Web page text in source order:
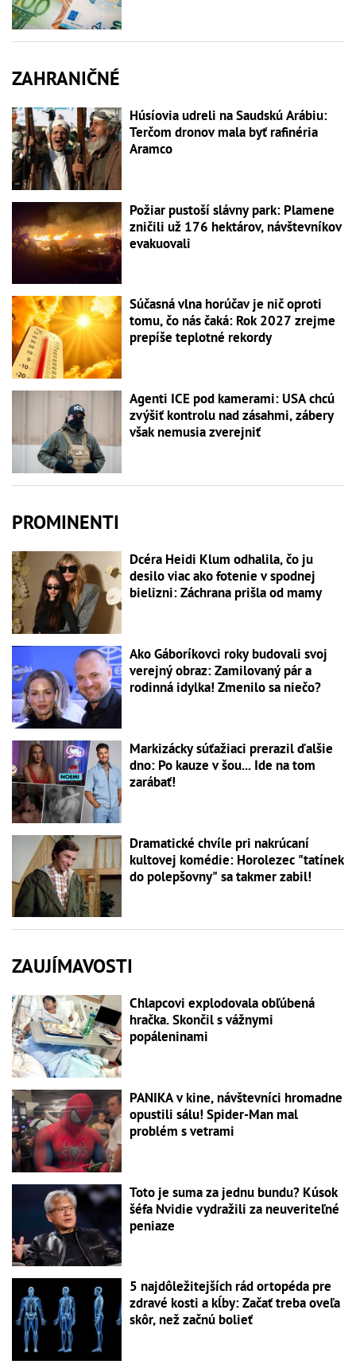
ZAHRANIČNÉ
Húsíovia udreli na Saudskú Arábiu:
Terčom dronov mala byť rafinéria
Aramco
Požiar pustoší slávny park: Plamene
zničili už 176 hektárov, návštevníkov
evakuovali
Súčasná vlna horúčav je nič oproti
tomu, čo nás čaká: Rok 2027 zrejme
prepíše teplotné rekordy
Agenti ICE pod kamerami: USA chcú
zvýšiť kontrolu nad zásahmi, zábery
však nemusia zverejniť
PROMINENTI
Dcéra Heidi Klum odhalila, čo ju
desilo viac ako fotenie v spodnej
bielizni: Záchrana prišla od mamy
Ako Gáboríkovci roky budovali svoj
verejný obraz: Zamilovaný pár a
rodinná idylka! Zmenilo sa niečo?
Markizácky súťažiaci prerazil ďalšie
dno: Po kauze v šou... Ide na tom
zarábať!
Dramatické chvíle pri nakrúcaní
kultovej komédie: Horolezec "tatínek
do polepšovny" sa takmer zabil!
ZAUJÍMAVOSTI
Chlapcovi explodovala obľúbená
hračka. Skončil s vážnymi
popáleninami
PANIKA v kine, návštevníci hromadne
opustili sálu! Spider-Man mal
problém s vetrami
Toto je suma za jednu bundu? Kúsok
šéfa Nvidie vydražili za neuveriteľné
peniaze
5 najdôležitejších rád ortopéda pre
zdravé kosti a kĺby: Začať treba oveľa
skôr, než začnú bolieť